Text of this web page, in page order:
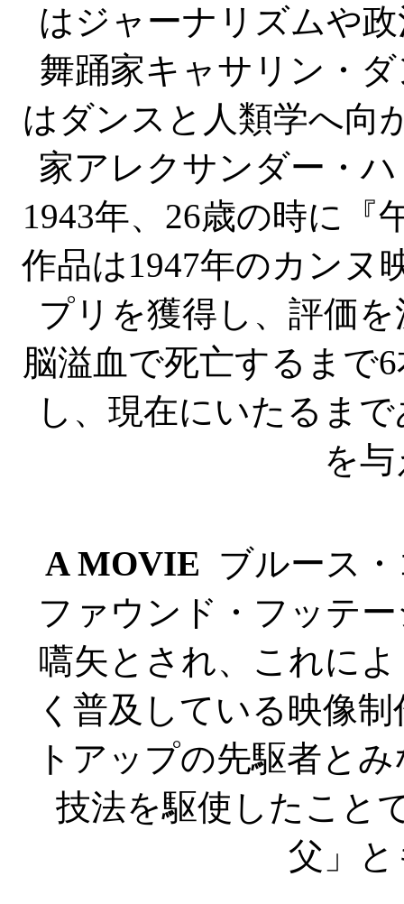
はジャーナリズムや
舞踊家キャサリン・
はダンスと人類学へ向
家アレクサンダー・
1943年、26歳の時に『
作品は1947年のカンヌ
プリを獲得し、評価
脳溢血で死亡するまで
し、現在にいたるま
を
A MOVIE ブルース・
ファウンド・フッテ
嚆矢とされ、これに
く普及している映像
トアップの先駆者と
技法を駆使したこと
父」